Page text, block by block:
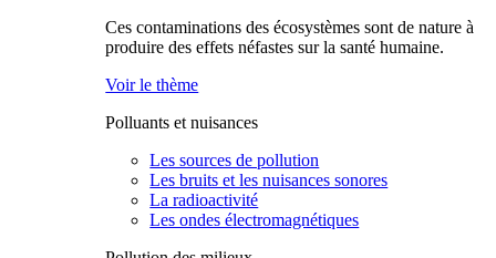
Ces contaminations des écosystèmes sont de nature à
produire des effets néfastes sur la santé humaine.
Voir le thème
Polluants et nuisances
Les sources de pollution
Les bruits et les nuisances sonores
La radioactivité
Les ondes électromagnétiques